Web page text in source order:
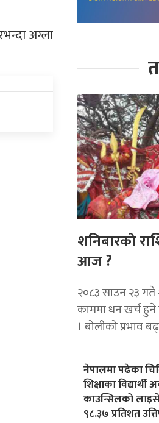
अग्ला
शनिबारको
आज ?
२०८३ साउन २३
काममा धन खर्च
। बोलीको प्रभाव
नेपालमा पढेका
शिक्षाका
काउन्सिलको
९८.३७ प्रतिशत